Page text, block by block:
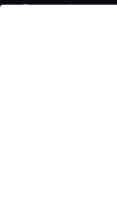
Partner!